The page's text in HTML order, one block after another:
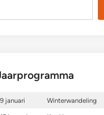
9 januari Winterwandeling